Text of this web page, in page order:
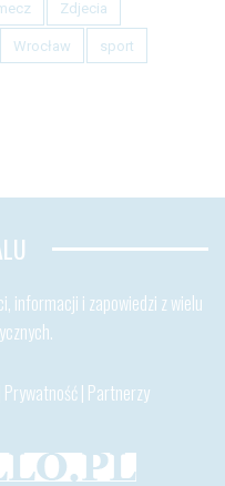
Zdjecia
Wrocław sport
informacji i zapowiedzi z wielu
Prywatność| Partnerzy